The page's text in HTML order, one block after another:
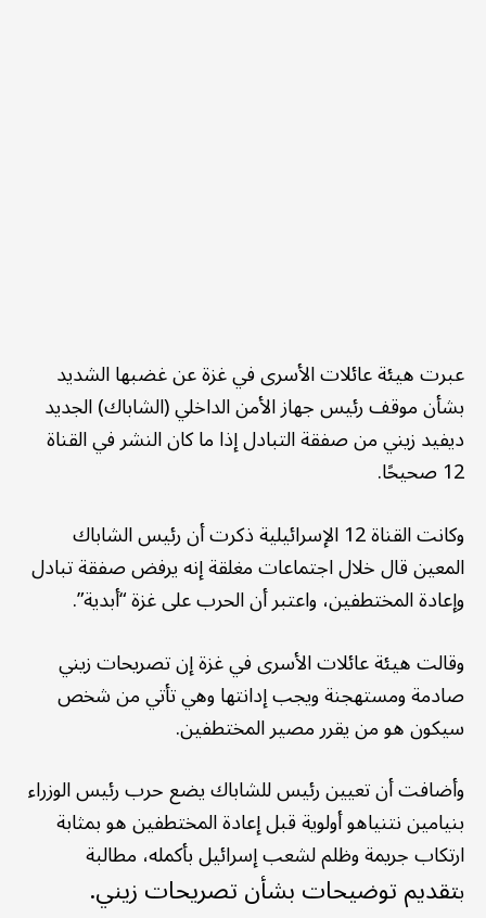
عبرت هيئة عائلات الأسرى في غزة عن غضبها الشديد
بشأن موقف رئيس جهاز الأمن الداخلي (الشاباك) الجديد
ديفيد زيني من صفقة التبادل إذا ما كان النشر في القناة
12 صحيحًا.
وكانت القناة 12 الإسرائيلية ذكرت أن رئيس الشاباك
المعين قال خلال اجتماعات مغلقة إنه يرفض صفقة تبادل
وإعادة المختطفين، واعتبر أن الحرب على غزة “أبدية”.
وقالت هيئة عائلات الأسرى في غزة إن تصريحات زيني
صادمة ومستهجنة ويجب إدانتها وهي تأتي من شخص
سيكون هو من يقرر مصير المختطفين.
وأضافت أن تعيين رئيس للشاباك يضع حرب رئيس الوزراء
بنيامين نتنياهو أولوية قبل إعادة المختطفين هو بمثابة
ارتكاب جريمة وظلم لشعب إسرائيل بأكمله، مطالبة
بتقديم توضيحات بشأن تصريحات زيني.